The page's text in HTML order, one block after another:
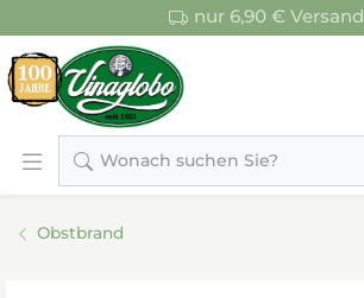
nur 6,90 € Versand
Wonach suchen Sie?
Obstbrand